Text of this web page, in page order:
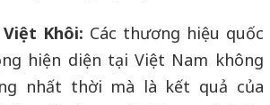
Việt Khôi: Các thương hiệu quốc
hiện diện tại Việt Nam không
nhất thời mà là kết quả của